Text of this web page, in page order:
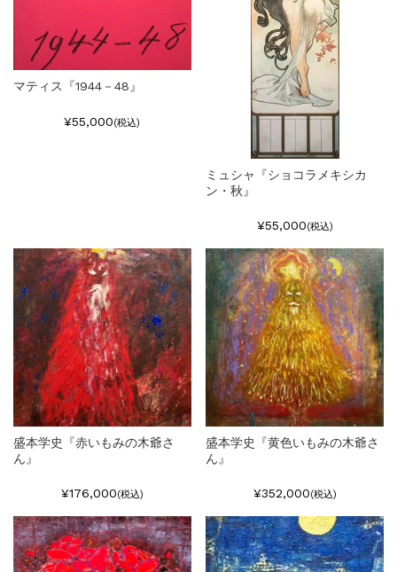
マティス『1944－48』
¥55,000(税込)
ミュシャ『ショコラメキシカ
ン・秋』
¥55,000(税込)
盛本学史『赤いもみの木爺さ
ん』
¥176,000(税込)
盛本学史『黄色いもみの木爺さ
ん』
¥352,000(税込)